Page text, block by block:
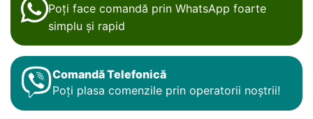
Poți face comandă prin WhatsApp foarte
simplu și rapid
Comandă Telefonică
Poți plasa comenzile prin operatorii noștrii!